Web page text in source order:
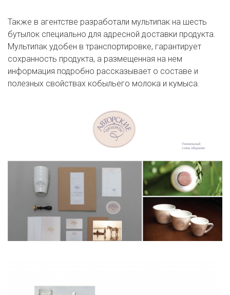
Также в агентстве разработали мультипак на шесть
бутылок специально для адресной доставки продукта.
Мультипак удобен в транспортировке, гарантирует
сохранность продукта, а размещенная на нем
информация подробно рассказывает о составе и
полезных свойствах кобыльего молока и кумыса.